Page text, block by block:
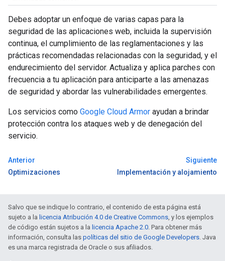
Debes adoptar un enfoque de varias capas para la
seguridad de las aplicaciones web, incluida la supervisión
continua, el cumplimiento de las reglamentaciones y las
prácticas recomendadas relacionadas con la seguridad, y el
endurecimiento del servidor. Actualiza y aplica parches con
frecuencia a tu aplicación para anticiparte a las amenazas
de seguridad y abordar las vulnerabilidades emergentes.
Los servicios como Google Cloud Armor ayudan a brindar
protección contra los ataques web y de denegación del
servicio.
Anterior
Optimizaciones
Siguiente
Implementación y alojamiento
Salvo que se indique lo contrario, el contenido de esta página está
sujeto a la licencia Atribución 4.0 de Creative Commons, y los ejemplos
de código están sujetos a la licencia Apache 2.0. Para obtener más
información, consulta las políticas del sitio de Google Developers. Java
es una marca registrada de Oracle o sus afiliados.